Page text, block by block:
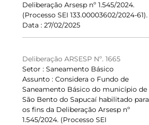
Deliberação Arsesp nº 1.545/2024.
(Processo SEI 133.00003602/2024-61).
Data : 27/02/2025
Deliberação ARSESP Nº. 1665
Setor : Saneamento Básico
Assunto : Considera o Fundo de
Saneamento Básico do município de
São Bento do Sapucaí habilitado para
os fins da Deliberação Arsesp nº
1.545/2024. (Processo SEI